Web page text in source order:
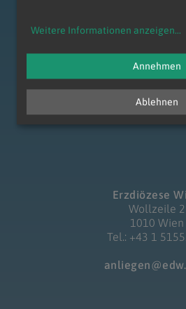
Erzdiözese
Wollzeile 2
1010 Wien
Tel.: +43 1
Weitere Informationen anzeigen...
Ablehnen
Annehmen